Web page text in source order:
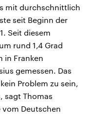
mit durchschnittlich
seit Beginn der
Seit diesem
rund 1,4 Grad
in Franken
gemessen. Das
Problem zu sein,
sagt Thomas
vom Deutschen